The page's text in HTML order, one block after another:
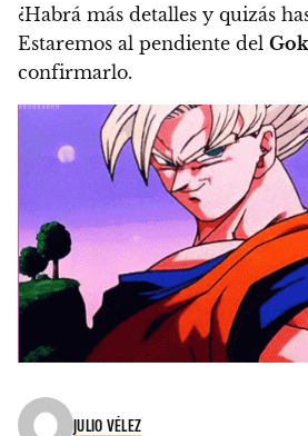
¿Habrá más detalles y quizás
Estaremos al pendiente del
confirmarlo.
JULIO VÉLEZ